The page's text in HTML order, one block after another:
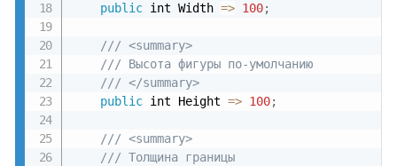
public int Width => 100;
/// <summary>
/// Высота фигуры по-умолчанию
/// </summary>
public int Height => 100;
/// <summary>
/// Толщина границы